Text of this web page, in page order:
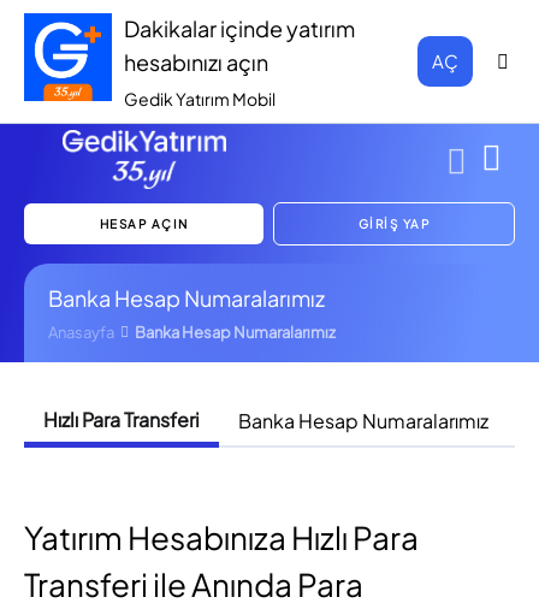
Dakikalar içinde yatırım
hesabınızı açın
Gedik Yatırım Mobil
AÇ
HESAP AÇIN GİRİŞ YAP
Banka Hesap Numaralarımız
Anasayfa Banka Hesap Numaralarımız
Hızlı Para Transferi Banka Hesap Numaralarımız
Yatırım Hesabınıza Hızlı Para
Transferi ile Anında Para